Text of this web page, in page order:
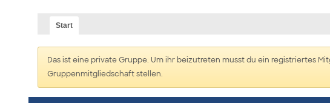
Start
Das ist eine private Gruppe. Um ihr beizutreten musst du ein registriertes
Gruppenmitgliedschaft stellen.